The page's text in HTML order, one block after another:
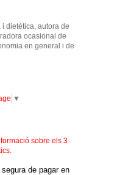
dietètica, autora de
ocasional de
en general i de
▼
sobre els 3